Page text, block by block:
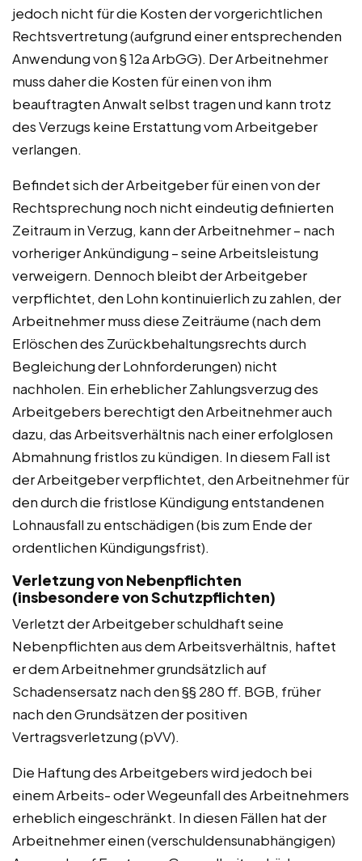
jedoch nicht für die Kosten der vorgerichtlichen
Rechtsvertretung (aufgrund einer entsprechenden
Anwendung von § 12a ArbGG). Der Arbeitnehmer
muss daher die Kosten für einen von ihm
beauftragten Anwalt selbst tragen und kann trotz
des Verzugs keine Erstattung vom Arbeitgeber
verlangen.
Befindet sich der Arbeitgeber für einen von der
Rechtsprechung noch nicht eindeutig definierten
Zeitraum in Verzug, kann der Arbeitnehmer – nach
vorheriger Ankündigung – seine Arbeitsleistung
verweigern. Dennoch bleibt der Arbeitgeber
verpflichtet, den Lohn kontinuierlich zu zahlen, der
Arbeitnehmer muss diese Zeiträume (nach dem
Erlöschen des Zurückbehaltungsrechts durch
Begleichung der Lohnforderungen) nicht
nachholen. Ein erheblicher Zahlungsverzug des
Arbeitgebers berechtigt den Arbeitnehmer auch
dazu, das Arbeitsverhältnis nach einer erfolglosen
Abmahnung fristlos zu kündigen. In diesem Fall ist
der Arbeitgeber verpflichtet, den Arbeitnehmer für
den durch die fristlose Kündigung entstandenen
Lohnausfall zu entschädigen (bis zum Ende der
ordentlichen Kündigungsfrist).
Verletzung von Nebenpflichten
(insbesondere von Schutzpflichten)
Verletzt der Arbeitgeber schuldhaft seine
Nebenpflichten aus dem Arbeitsverhältnis, haftet
er dem Arbeitnehmer grundsätzlich auf
Schadensersatz nach den §§ 280 ff. BGB, früher
nach den Grundsätzen der positiven
Vertragsverletzung (pVV).
Die Haftung des Arbeitgebers wird jedoch bei
einem Arbeits- oder Wegeunfall des Arbeitnehmers
erheblich eingeschränkt. In diesen Fällen hat der
Arbeitnehmer einen (verschuldensunabhängigen)